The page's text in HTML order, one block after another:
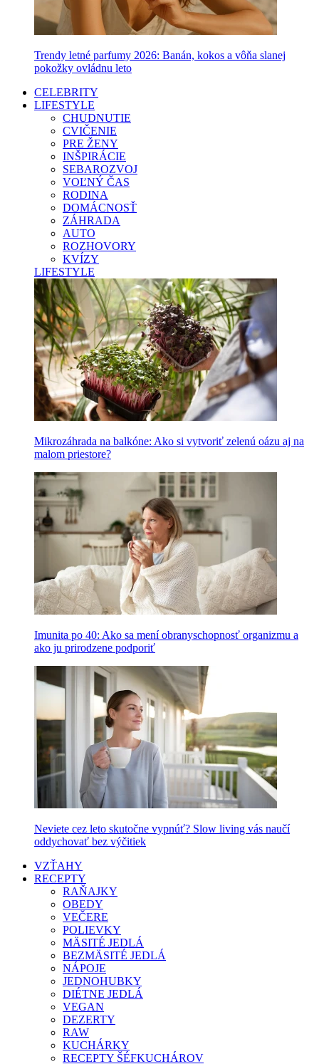
Trendy letné parfumy 2026: Banán, kokos a vôňa slanej
pokožky ovládnu leto
CELEBRITY
LIFESTYLE
CHUDNUTIE
CVIČENIE
PRE ŽENY
INŠPIRÁCIE
SEBAROZVOJ
VOĽNÝ ČAS
RODINA
DOMÁCNOSŤ
ZÁHRADA
AUTO
ROZHOVORY
KVÍZY
LIFESTYLE
Mikrozáhrada na balkóne: Ako si vytvoriť zelenú oázu aj na
malom priestore?
Imunita po 40: Ako sa mení obranyschopnosť organizmu a
ako ju prirodzene podporiť
Neviete cez leto skutočne vypnúť? Slow living vás naučí
oddychovať bez výčitiek
VZŤAHY
RECEPTY
RAŇAJKY
OBEDY
VEČERE
POLIEVKY
MÄSITÉ JEDLÁ
BEZMÄSITÉ JEDLÁ
NÁPOJE
JEDNOHUBKY
DIÉTNE JEDLÁ
VEGAN
DEZERTY
RAW
KUCHÁRKY
RECEPTY ŠÉFKUCHÁROV